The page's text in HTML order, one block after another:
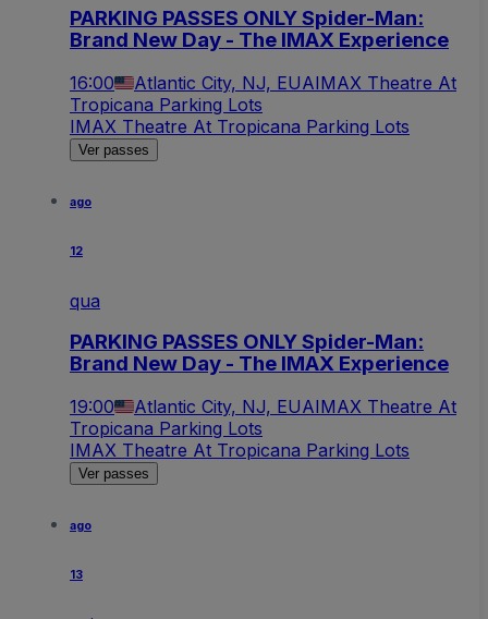
PARKING PASSES ONLY Spider-Man:
Brand New Day - The IMAX Experience
16:00 Atlantic City, NJ, EUAIMAX Theatre At
Tropicana Parking Lots
IMAX Theatre At Tropicana Parking Lots
Ver passes
ago
12
qua
PARKING PASSES ONLY Spider-Man:
Brand New Day - The IMAX Experience
19:00 Atlantic City, NJ, EUAIMAX Theatre At
Tropicana Parking Lots
IMAX Theatre At Tropicana Parking Lots
Ver passes
ago
13